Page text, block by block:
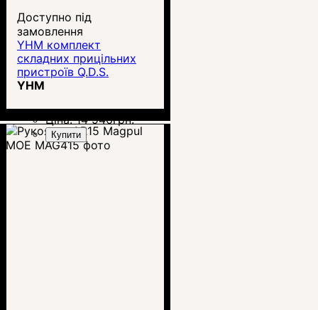
Доступно під
замовлення
YHM комплект
складних прицільних
пристроїв Q.D.S.
YHM
Ціна:14 946грн.
Купити